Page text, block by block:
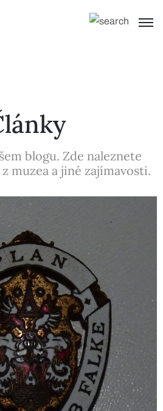
blogu. Zde naleznete
muzea a jiné zajímavosti.